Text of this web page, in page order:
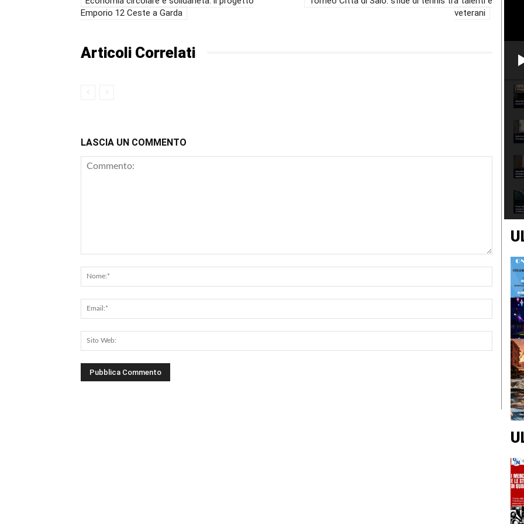
Emporio 12 Ceste a Garda
veterani
Articoli Correlati
LASCIA UN COMMENTO
Nome:*
Email:*
Web: